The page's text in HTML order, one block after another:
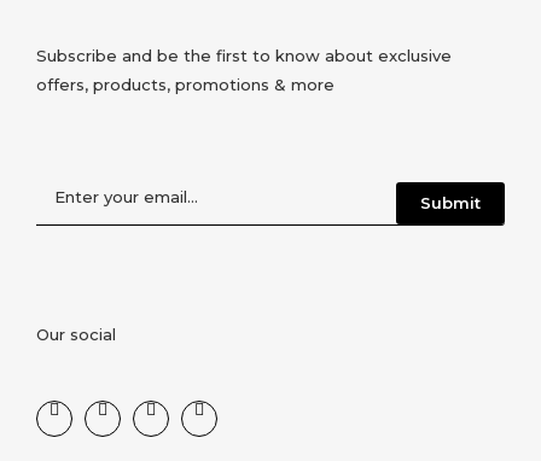
Subscribe and be the first to know about exclusive
offers, products, promotions & more
Our social